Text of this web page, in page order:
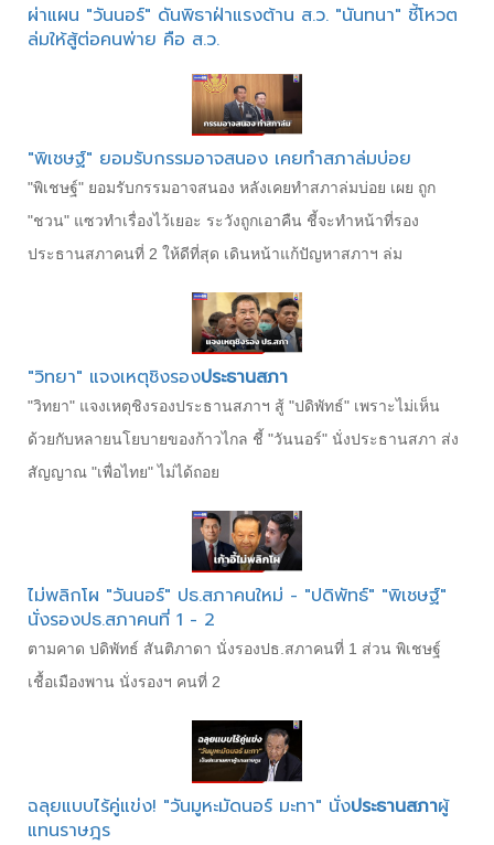
ผ่าแผน "วันนอร์" ดันพิธาฝ่าแรงต้าน ส.ว. "นันทนา" ชี้โหวต
ล่มให้สู้ต่อคนพ่าย คือ ส.ว.
"พิเชษฐ์" ยอมรับกรรมอาจสนอง เคยทำสภาล่มบ่อย
"พิเชษฐ์" ยอมรับกรรมอาจสนอง หลังเคยทำสภาล่มบ่อย เผย ถูก
"ชวน" แซวทำเรื่องไว้เยอะ ระวังถูกเอาคืน ชี้จะทำหน้าที่รอง
ประธานสภาคนที่ 2 ให้ดีที่สุด เดินหน้าแก้ปัญหาสภาฯ ล่ม
"วิทยา" แจงเหตุชิงรองประธานสภา
"วิทยา" แจงเหตุชิงรองประธานสภาฯ สู้ "ปดิพัทธ์" เพราะไม่เห็น
ด้วยกับหลายนโยบายของก้าวไกล ชี้ "วันนอร์" นั่งประธานสภา ส่ง
สัญญาณ "เพื่อไทย" ไม่ได้ถอย
ไม่พลิกโผ "วันนอร์" ปธ.สภาคนใหม่ - "ปดิพัทธ์" "พิเชษฐ์"
นั่งรองปธ.สภาคนที่ 1 - 2
ตามคาด ปดิพัทธ์ สันติภาดา นั่งรองปธ.สภาคนที่ 1 ส่วน พิเชษฐ์
เชื้อเมืองพาน นั่งรองฯ คนที่ 2
ฉลุยแบบไร้คู่แข่ง! "วันมูหะมัดนอร์ มะทา" นั่งประธานสภาผู้
แทนราษฎร